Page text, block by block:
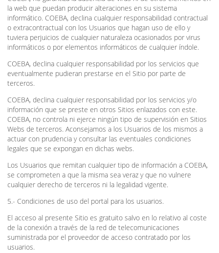
la web que puedan producir alteraciones en su sistema
informático. COEBA, declina cualquier responsabilidad contractual
o extracontractual con los Usuarios que hagan uso de ello y
tuviera perjuicios de cualquier naturaleza ocasionados por virus
informáticos o por elementos informáticos de cualquier índole.
COEBA, declina cualquier responsabilidad por los servicios que
eventualmente pudieran prestarse en el Sitio por parte de
terceros.
COEBA, declina cualquier responsabilidad por los servicios y/o
información que se preste en otros Sitios enlazados con este.
COEBA, no controla ni ejerce ningún tipo de supervisión en Sitios
Webs de terceros. Aconsejamos a los Usuarios de los mismos a
actuar con prudencia y consultar las eventuales condiciones
legales que se expongan en dichas webs.
Los Usuarios que remitan cualquier tipo de información a COEBA,
se comprometen a que la misma sea veraz y que no vulnere
cualquier derecho de terceros ni la legalidad vigente.
5.- Condiciones de uso del portal para los usuarios.
El acceso al presente Sitio es gratuito salvo en lo relativo al coste
de la conexión a través de la red de telecomunicaciones
suministrada por el proveedor de acceso contratado por los
usuarios.